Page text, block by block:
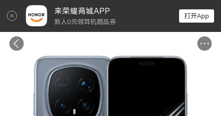
来荣耀商城APP
新人0元领耳机赠品券
打开App